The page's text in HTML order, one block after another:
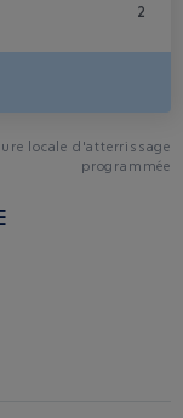
2
locale d'atterrissage
programmée